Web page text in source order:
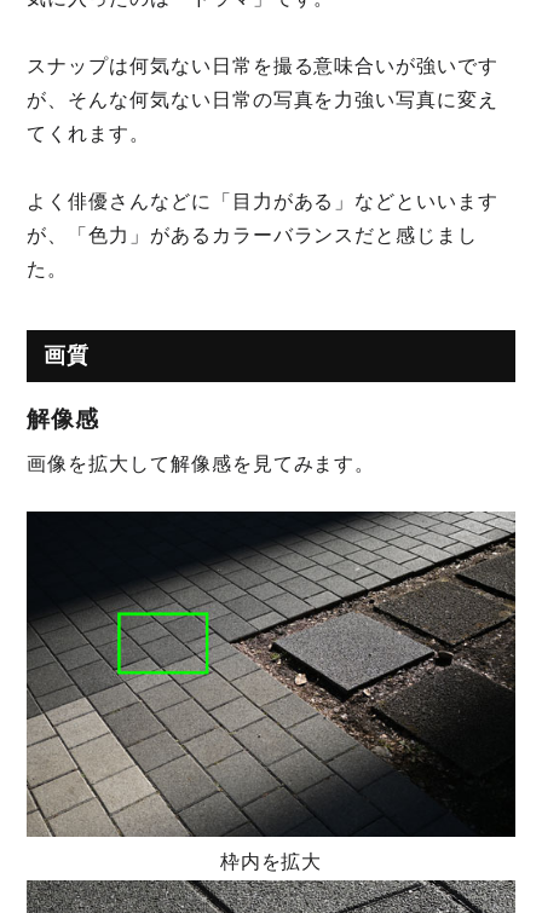
スナップは何気ない日常を撮る意味合いが強いです
が、そんな何気ない日常の写真を力強い写真に変え
てくれます。
よく俳優さんなどに「目力がある」などといいます
が、「色力」があるカラーバランスだと感じまし
た。
画質
解像感
画像を拡大して解像感を見てみます。
枠内を拡大